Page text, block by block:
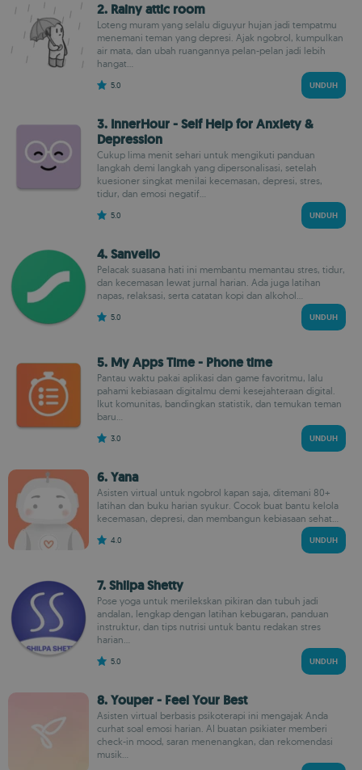
2. Rainy attic room
Loteng muram yang selalu diguyur hujan jadi tempatmu
menemani teman yang depresi. Ajak ngobrol, kumpulkan
air mata, dan ubah ruangannya pelan-pelan jadi lebih
hangat...
5.0 UNDUH
3. InnerHour - Self Help for Anxiety &
Depression
Cukup lima menit sehari untuk mengikuti panduan
langkah demi langkah yang dipersonalisasi, setelah
kuesioner singkat menilai kecemasan, depresi, stres,
tidur, dan emosi negatif...
5.0 UNDUH
4. Sanvello
Pelacak suasana hati ini membantu memantau stres, tidur,
dan kecemasan lewat jurnal harian. Ada juga latihan
napas, relaksasi, serta catatan kopi dan alkohol...
5.0 UNDUH
5. My Apps Time - Phone time
Pantau waktu pakai aplikasi dan game favoritmu, lalu
pahami kebiasaan digitalmu demi kesejahteraan digital.
Ikut komunitas, bandingkan statistik, dan temukan teman
baru...
3.0 UNDUH
6. Yana
Asisten virtual untuk ngobrol kapan saja, ditemani 80+
latihan dan buku harian syukur. Cocok buat bantu kelola
kecemasan, depresi, dan membangun kebiasaan sehat...
4.0 UNDUH
7. Shilpa Shetty
Pose yoga untuk merilekskan pikiran dan tubuh jadi
andalan, lengkap dengan latihan kebugaran, panduan
instruktur, dan tips nutrisi untuk bantu redakan stres
harian...
5.0 UNDUH
8. Youper - Feel Your Best
Asisten virtual berbasis psikoterapi ini mengajak Anda
curhat soal emosi harian. AI buatan psikiater memberi
check-in mood, saran menenangkan, dan rekomendasi
musik...